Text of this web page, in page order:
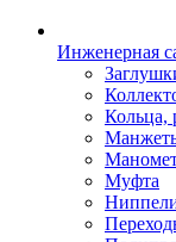
Инженерная
Кольца,
Муфта